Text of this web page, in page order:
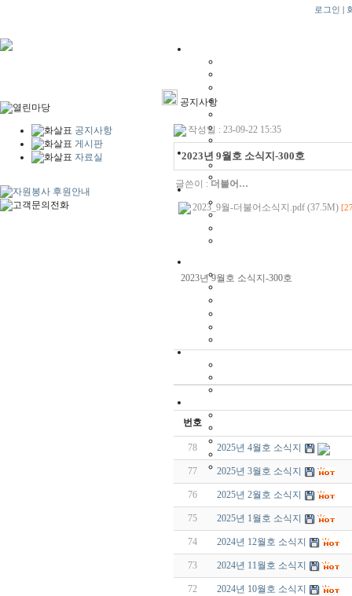
로그인
공지사항
게시판
자료실
공지사항
작성일 : 23-09-22 15:35
2023년 9월호 소식지-300호
글쓴이 : 더불어…
2023_9월-더불어소식지.pdf (37.5M)
2023년 9월호 소식지-300호
번호
78 2025년 4월호 소식지
77 2025년 3월호 소식지
76 2025년 2월호 소식지
75 2025년 1월호 소식지
74 2024년 12월호 소식지
73 2024년 11월호 소식지
72 2024년 10월호 소식지